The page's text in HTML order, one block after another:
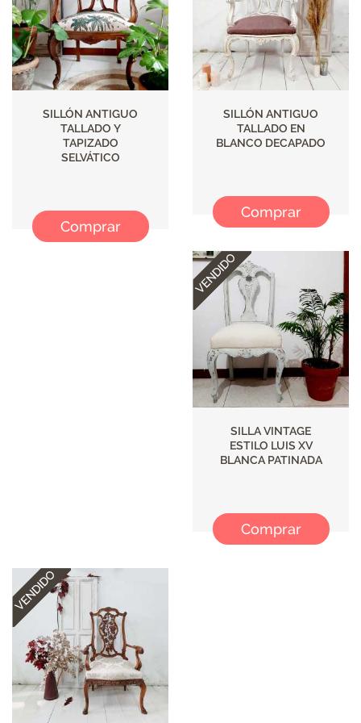
SILLÓN ANTIGUO
TALLADO Y
TAPIZADO
SELVÁTICO
Comprar
SILLÓN ANTIGUO
TALLADO EN
BLANCO DECAPADO
Comprar
SILLA VINTAGE
ESTILO LUIS XV
BLANCA PATINADA
Comprar